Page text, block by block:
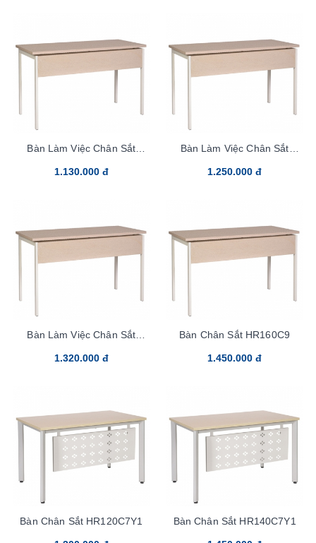
Bàn Làm Việc Chân Sắt
1.130.000 đ
Bàn Làm Việc Chân Sắt
1.250.000 đ
Bàn Làm Việc Chân Sắt
1.320.000 đ
Bàn Chân Sắt HR160C9
1.450.000 đ
Bàn Chân Sắt HR120C7Y1 Bàn Chân Sắt HR140C7Y1